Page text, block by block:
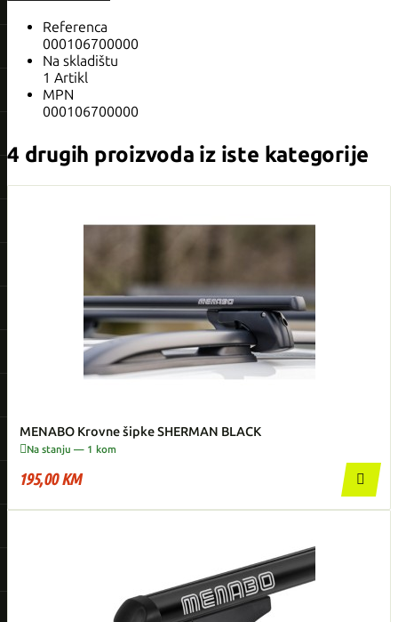
Referenca
000106700000
Na skladištu
1 Artikl
MPN
000106700000
4 drugih proizvoda iz iste kategorije
MENABO Krovne šipke SHERMAN BLACK
Na stanju — 1 kom
195,00 KM 